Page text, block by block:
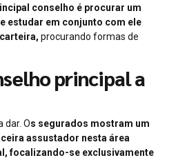
conselho é procurar um
estudar em conjunto com ele
procurando formas de
principal a
dar. Os segurados mostram um
assustador nesta área
focalizando-se exclusivamente